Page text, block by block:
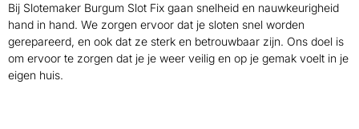
Bij Slotemaker Burgum Slot Fix gaan snelheid en nauwkeurigheid
hand in hand. We zorgen ervoor dat je sloten snel worden
gerepareerd, en ook dat ze sterk en betrouwbaar zijn. Ons doel is
om ervoor te zorgen dat je je weer veilig en op je gemak voelt in je
eigen huis.